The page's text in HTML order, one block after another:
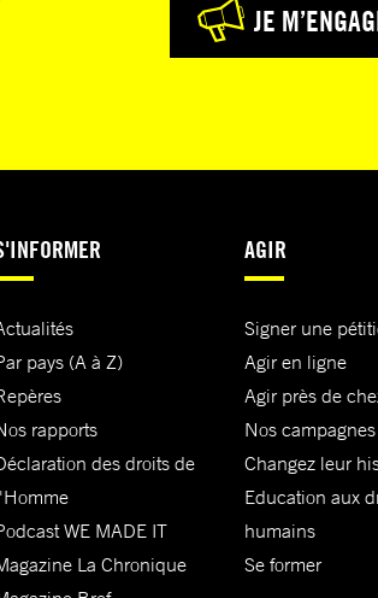
JE
pays (A à Z)
rapports
des droits de
WE MADE IT
La Chronique
AGIR
Signer une
Agir en ligne
Agir près de
Nos campagnes
Changez leur
Education aux
humains
Se former